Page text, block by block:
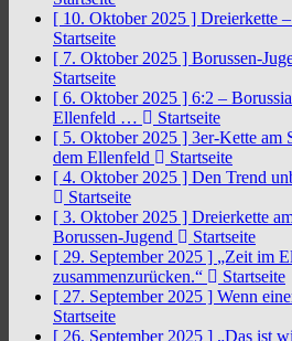
[ 10. Oktober 2025 ] Dreierkette
Startseite
[ 7. Oktober 2025 ] Borussen-
Startseite
[ 6. Oktober 2025 ] 6:2 –
Ellenfeld …
Startseite
[ 5. Oktober 2025 ] 3er-Kette am
dem Ellenfeld
Startseite
[ 4. Oktober 2025 ] Den Trend
Startseite
[ 3. Oktober 2025 ] Dreierkette
Borussen-Jugend
Startseite
[ 29. September 2025 ] „Zeit im
zusammenzurücken.“
Startseite
[ 27. September 2025 ] Wenn
Startseite
[ 26. September 2025 ] „Das ist